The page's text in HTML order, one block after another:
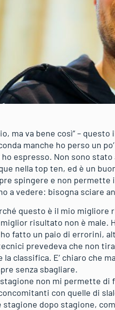
ma va bene così” –
manche ho perso un
espresso. Non sono
nella top ten, ed è un
spingere e non
a vedere: bisogna sciare
questo è il mio migliore
risultato non è male.
fatto un paio di errorini,
prevedeva che non
classifica. E’ chiaro che
senza sbagliare.
non mi permette di
con quelle di
dopo stagione,